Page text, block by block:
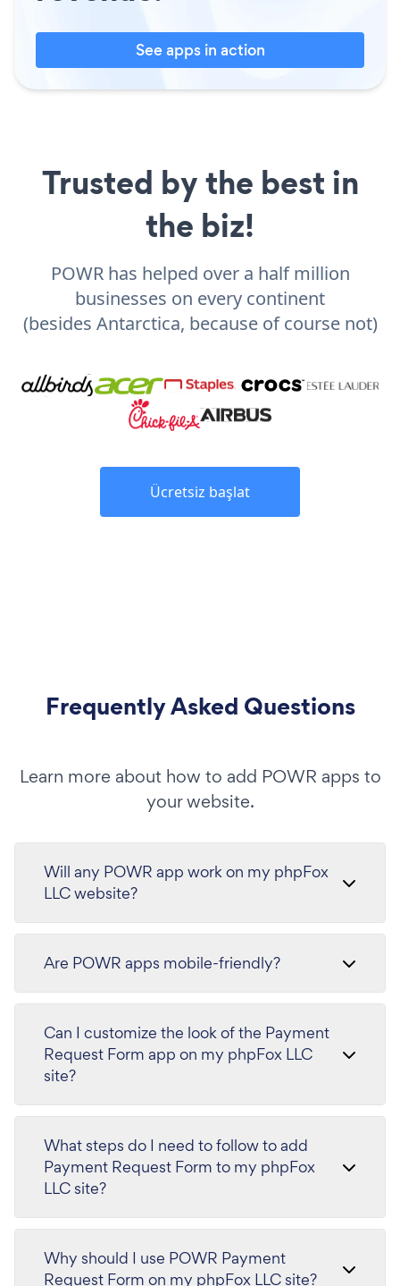
See apps in action
Trusted by the best in
the biz!
POWR has helped over a half million
businesses on every continent
(besides Antarctica, because of course not)
Ücretsiz başlat
Frequently Asked Questions
Learn more about how to add POWR apps to
your website.
Will any POWR app work on my phpFox
LLC website?
Are POWR apps mobile-friendly?
Can I customize the look of the Payment
Request Form app on my phpFox LLC
site?
What steps do I need to follow to add
Payment Request Form to my phpFox
LLC site?
Why should I use POWR Payment
Request Form on my phpFox LLC site?